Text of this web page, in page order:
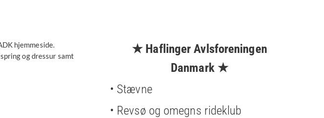
hjemmeside.
og dressur samt
★ Haflinger Avlsforeningen
Danmark ★
• Stævne
• Revsø og omegns rideklub